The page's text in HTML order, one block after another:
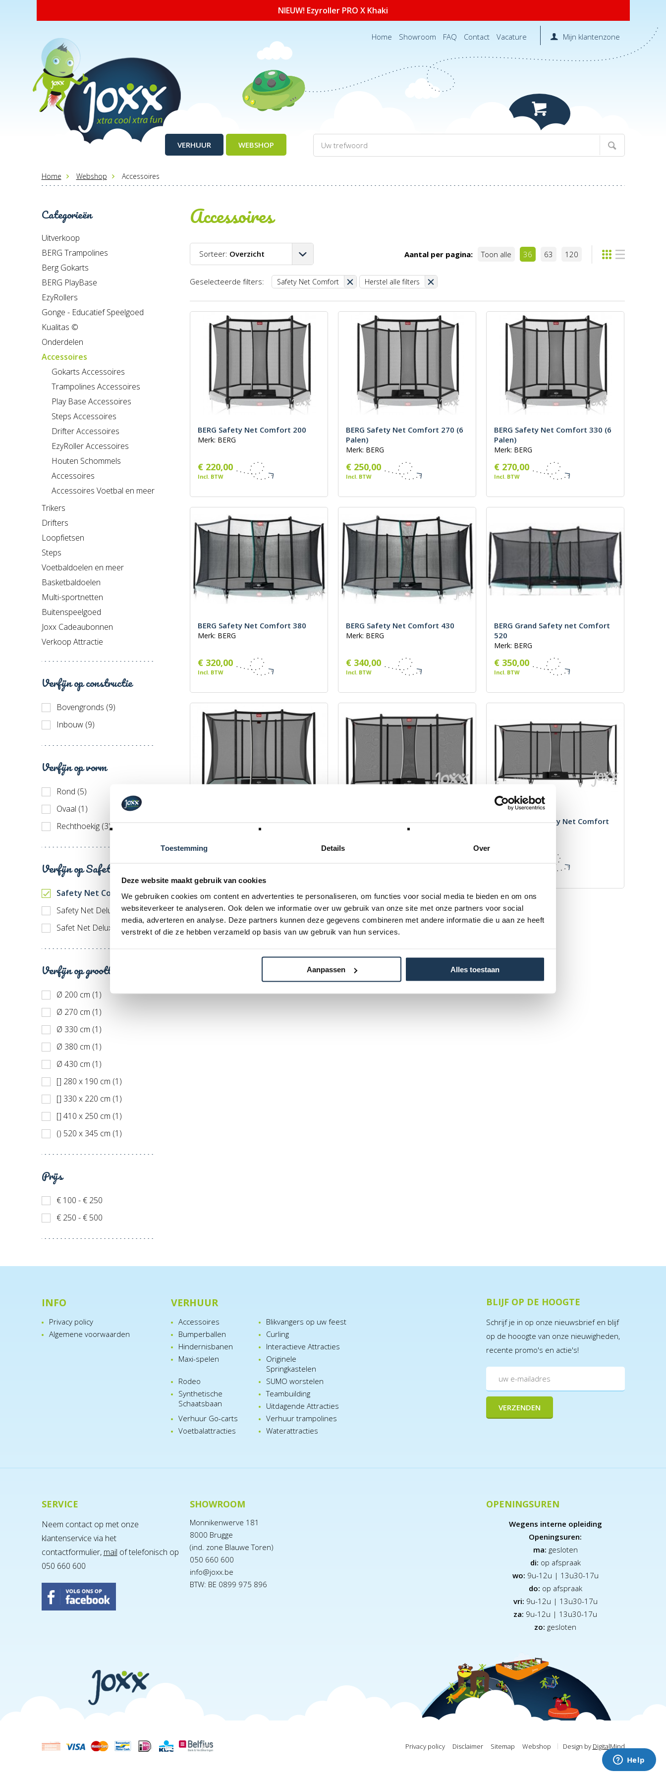
Toestemming Details Over
Deze website maakt gebruik van cookies
We gebruiken cookies om content en advertenties te personaliseren, om functies voor social media te bieden en om ons
websiteverkeer te analyseren. Ook delen we informatie over uw gebruik van onze site met onze partners voor social
media, adverteren en analyse. Deze partners kunnen deze gegevens combineren met andere informatie die u aan ze heeft
verstrekt of die ze hebben verzameld op basis van uw gebruik van hun services.
Aanpassen Alles toestaan
NIEUW! Ezyroller PRO X Khaki
Home Showroom FAQ Contact Vacature Mijn klantenzone
VERHUUR WEBSHOP
Home Webshop Accessoires
Categorieën
Uitverkoop
BERG Trampolines
Berg Gokarts
BERG PlayBase
EzyRollers
Gonge - Educatief Speelgoed
Kualitas ©
Onderdelen
Accessoires
Gokarts Accessoires
Trampolines Accessoires
Play Base Accessoires
Steps Accessoires
Drifter Accessoires
EzyRoller Accessoires
Houten Schommels
Accessoires
Accessoires Voetbal en meer
Trikers
Drifters
Loopfietsen
Steps
Voetbaldoelen en meer
Basketbaldoelen
Multi-sportnetten
Buitenspeelgoed
Joxx Cadeaubonnen
Verkoop Attractie
Verfijn op constructie
Bovengronds (9)
Inbouw (9)
Verfijn op vorm
Rond (5)
Ovaal (1)
Rechthoekig (3)
Verfijn op Safety Net
Safety Net Comfort (9)
Safety Net Deluxe (8)
Safet Net Deluxe XL (5)
Verfijn op grootte
Ø 200 cm (1)
Ø 270 cm (1)
Ø 330 cm (1)
Ø 380 cm (1)
Ø 430 cm (1)
[] 280 x 190 cm (1)
[] 330 x 220 cm (1)
[] 410 x 250 cm (1)
() 520 x 345 cm (1)
Prijs
€ 100 - € 250
€ 250 - € 500
Accessoires
Sorteer: Overzicht
Prijs laag-hoog
Prijs hoog-laag
Recentst
Aantal per pagina: Toon alle 36 63 120
Geselecteerde filters: Safety Net Comfort Herstel alle filters
BERG Safety Net Comfort 200
Merk: BERG
€ 220,00
Incl. BTW
BERG Safety Net Comfort 270 (6
Palen)
Merk: BERG
€ 250,00
Incl. BTW
BERG Safety Net Comfort 330 (6
Palen)
Merk: BERG
€ 270,00
Incl. BTW
BERG Safety Net Comfort 380
Merk: BERG
€ 320,00
Incl. BTW
BERG Safety Net Comfort 430
Merk: BERG
€ 340,00
Incl. BTW
BERG Grand Safety net Comfort
520
Merk: BERG
€ 350,00
Incl. BTW
BERG Ultim Safety Net Comfort
INFO
Privacy policy
Algemene voorwaarden
VERHUUR
Accessoires
Blikvangers op uw feest
Bumperballen
Curling
Hindernisbanen
Interactieve Attracties
Maxi-spelen
Originele
Springkastelen
Rodeo
SUMO worstelen
Synthetische
Schaatsbaan
Teambuilding
Uitdagende Attracties
Verhuur Go-carts
Verhuur trampolines
Voetbalattracties
Waterattracties
BLIJF OP DE HOOGTE
Schrijf je in op onze nieuwsbrief en blijf
op de hooogte van onze nieuwigheden,
recente promo's en actie's!
SERVICE
Neem contact op met onze
klantenservice via het
contactformulier, mail of telefonisch op
050 660 600
SHOWROOM
Monnikenwerve 181
8000 Brugge
(ind. zone Blauwe Toren)
050 660 600
info@joxx.be
BTW: BE 0899 975 896
OPENINGSUREN
Wegens interne opleiding
Openingsuren:
ma: gesloten
di: op afspraak
wo: 9u-12u | 13u30-17u
do: op afspraak
vri: 9u-12u | 13u30-17u
za: 9u-12u | 13u30-17u
zo: gesloten
Privacy policy Disclaimer Sitemap Webshop Design by DigitalMind